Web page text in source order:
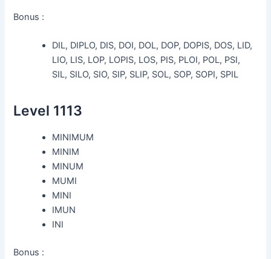
Bonus :
DIL, DIPLO, DIS, DOI, DOL, DOP, DOPIS, DOS, LID,
LIO, LIS, LOP, LOPIS, LOS, PIS, PLOI, POL, PSI,
SIL, SILO, SIO, SIP, SLIP, SOL, SOP, SOPI, SPIL
Level 1113
MINIMUM
MINIM
MINUM
MUMI
MINI
IMUN
INI
Bonus :